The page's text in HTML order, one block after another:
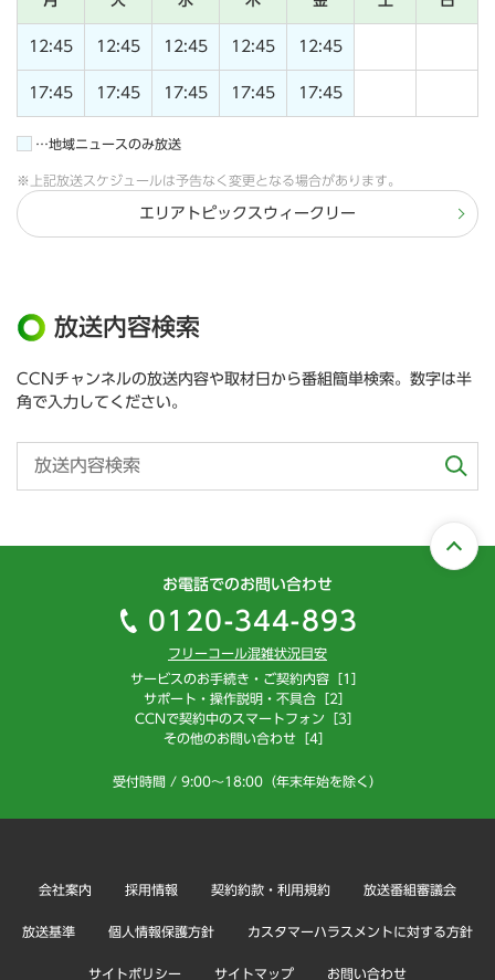
12:45 12:45 12:45 12:45 12:45
17:45 17:45 17:45 17:45 17:45
…地域ニュースのみ放送
※上記放送スケジュールは予告なく変更となる場合があります。
エリアトピックスウィークリー
放送内容検索
CCNチャンネルの放送内容や取材日から番組簡単検索。数字は半
角で入力してください。
お電話でのお問い合わせ
0120-344-893
フリーコール混雑状況目安
サービスのお手続き・ご契約内容［1］
サポート・操作説明・不具合［2］
CCNで契約中のスマートフォン［3］
その他のお問い合わせ［4］
受付時間 / 9:00～18:00（年末年始を除く）
会社案内 採用情報 契約約款・利用規約 放送番組審議会
放送基準 個人情報保護方針 カスタマーハラスメントに対する方針
サイトポリシー サイトマップ お問い合わせ